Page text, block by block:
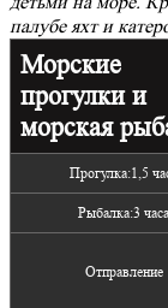
палубе яхт и
Морские
прогулки и
морская
Прогулка:1,5
Рыбалка:3 часа
Отправление